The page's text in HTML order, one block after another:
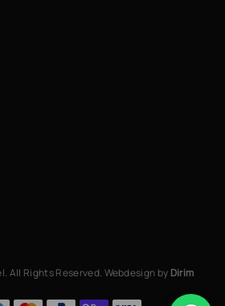
All Rights Reserved. Webdesign by Dirim